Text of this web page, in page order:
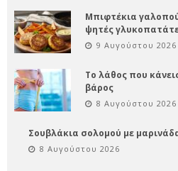
Μπιφτέκια
ψητές
9 Αυγούστου 2026
Το λάθος που
βάρος
8 Αυγούστου 2026
Σουβλάκια σολομού με
8 Αυγούστου 2026